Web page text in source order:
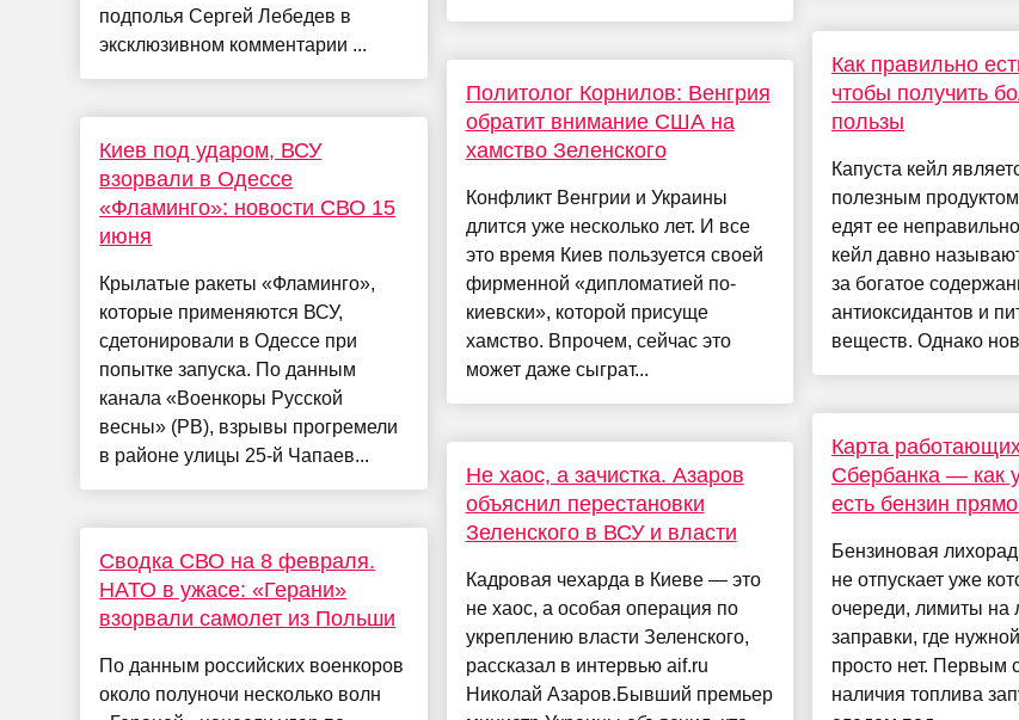
подполья Сергей Лебедев в
эксклюзивном комментарии ...
Киев под ударом, ВСУ
взорвали в Одессе
«Фламинго»: новости СВО 15
июня
Крылатые ракеты «Фламинго»,
которые применяются ВСУ,
сдетонировали в Одессе при
попытке запуска. По данным
канала «Военкоры Русской
весны» (РВ), взрывы прогремели
в районе улицы 25-й Чапаев...
Сводка СВО на 8 февраля.
НАТО в ужасе: «Герани»
взорвали самолет из Польши
По данным российских военкоров
около полуночи несколько волн
Политолог Корнилов: Венгрия
обратит внимание США на
хамство Зеленского
Конфликт Венгрии и Украины
длится уже несколько лет. И все
это время Киев пользуется своей
фирменной «дипломатией по-
киевски», которой присуще
хамство. Впрочем, сейчас это
может даже сыграт...
Не хаос, а зачистка. Азаров
объяснил перестановки
Зеленского в ВСУ и власти
Кадровая чехарда в Киеве — это
не хаос, а особая операция по
укреплению власти Зеленского,
рассказал в интервью aif.ru
Николай Азаров.Бывший премьер
Как правильно
чтобы получить
пользы
Капуста кейл
полезным
едят ее
кейл давно
за богатое
антиоксидантов и
веществ. Однако
Карта
Сбербанка — как
есть бензин
Бензиновая
не отпускает уже
очереди, лимиты на
заправки, где
просто нет. Первым
наличия топлива